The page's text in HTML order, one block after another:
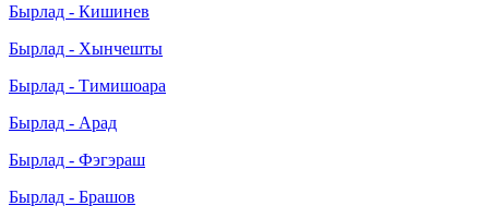
Бырлад - Кишинев
Бырлад - Хынчешты
Бырлад - Тимишоара
Бырлад - Арад
Бырлад - Фэгэраш
Бырлад - Брашов